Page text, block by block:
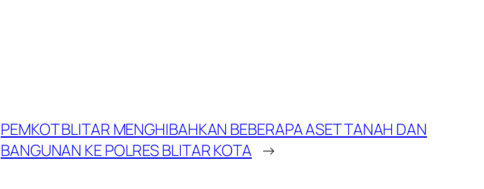
PEMKOT BLITAR MENGHIBAHKAN BEBERAPA ASET TANAH DAN
BANGUNAN KE POLRES BLITAR KOTA →